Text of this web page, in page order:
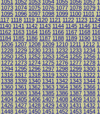
1051 1052 1053 1054 1055 1056 1057
1073 1074 1075 1076 1077 1078 1079
1095 1096 1097 1098 1099 1100 1101
1118 1119 1120 1121 1122 1123 1124
1140 1141 1142 1143 1144 1145 1146
1162 1163 1164 1165 1166 1167 1168
1184 1185 1186 1187 1188 1189 1190
1206 1207 1208 1209 1210 1211 1212
1228 1229 1230 1231 1232 1233 1234
1250 1251 1252 1253 1254 1255 1256
1272 1273 1274 1275 1276 1277 1278
1294 1295 1296 1297 1298 1299 1300
1316 1317 1318 1319 1320 1321 1322
1338 1339 1340 1341 1342 1343 1344
1360 1361 1362 1363 1364 1365 1366
1382 1383 1384 1385 1386 1387 1388
1404 1405 1406 1407 1408 1409 1410
1426 1427 1428 1429 1430 1431 1432
1448 1449 1450 1451 1452 1453 1454